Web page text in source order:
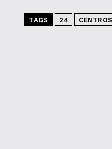
TAGS 24 CENTROS